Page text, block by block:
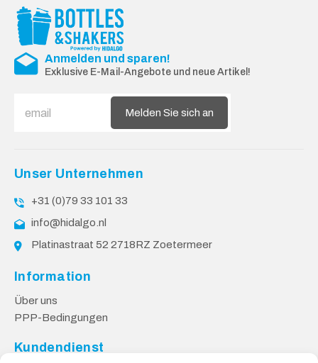
Anmelden und sparen!
Exklusive E-Mail-Angebote und neue Artikel!
Melden Sie sich an
Unser Unternehmen
+31 (0)79 33 101 33
info@hidalgo.nl
Platinastraat 52 2718RZ Zoetermeer
Information
Über uns
PPP-Bedingungen
Kundendienst